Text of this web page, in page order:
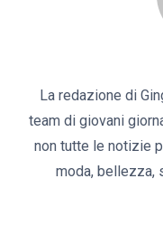
La redazione di
team di giovani
non tutte le notizie
moda, bellezza,